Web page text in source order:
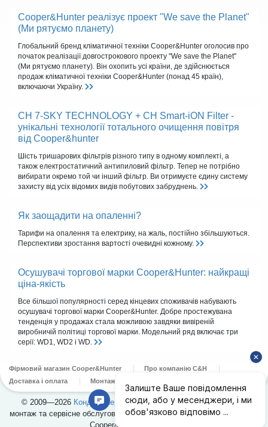
Cooper&Hunter реалізує проект "We save the Planet"
(Ми рятуємо планету)
Глобальний бренд кліматичної техніки Cooper&Hunter оголосив про
початок реалізації довгострокового проекту "We save the Planet"
(Ми рятуємо планету). Він охопить усі країни, де здійснюється
продаж кліматичної техніки Cooper&Hunter (понад 45 країн),
включаючи Україну.
CH 7-SKY TECHNOLOGY + CH Smart-iON Filter -
унікальні технології тотального очищення повітря
від Cooper&hunter
Шість тришарових фільтрів різного типу в одному комплекті, а
також електростатичний антипиловий фільтр. Тепер не потрібно
вибирати окремо той чи інший фільтр. Ви отримуєте єдину систему
захисту від усіх відомих видів побутових забруднень.
Як заощадити на опаленні?
Тарифи на опалення та електрику, на жаль, постійно збільшуються.
Перспективи зростання вартості очевидні кожному.
Осушувачі торгової марки Cooper&Hunter: найкращі
ціна-якість
Все більшої популярності серед кінцевих споживачів набувають
осушувачі торгової марки Cooper&Hunter. Добре простежувана
тенденція у продажах стала можливою завдяки вивіреній
виробничій політиці торгової марки. Модельний ряд включає три
серії: WD1, WD2 і WD.
Фірмовий магазин Cooper&Hunter
Про компанію C&H
Доставка і оплата
Монтаж
© 2009—2026 Кондиціонери Cooper&Hunter в Україні. Продаж,
монтаж та сервісне обслуговування кондиціонерів. Офіційний дилер
Cooper&Hunter в Україні.